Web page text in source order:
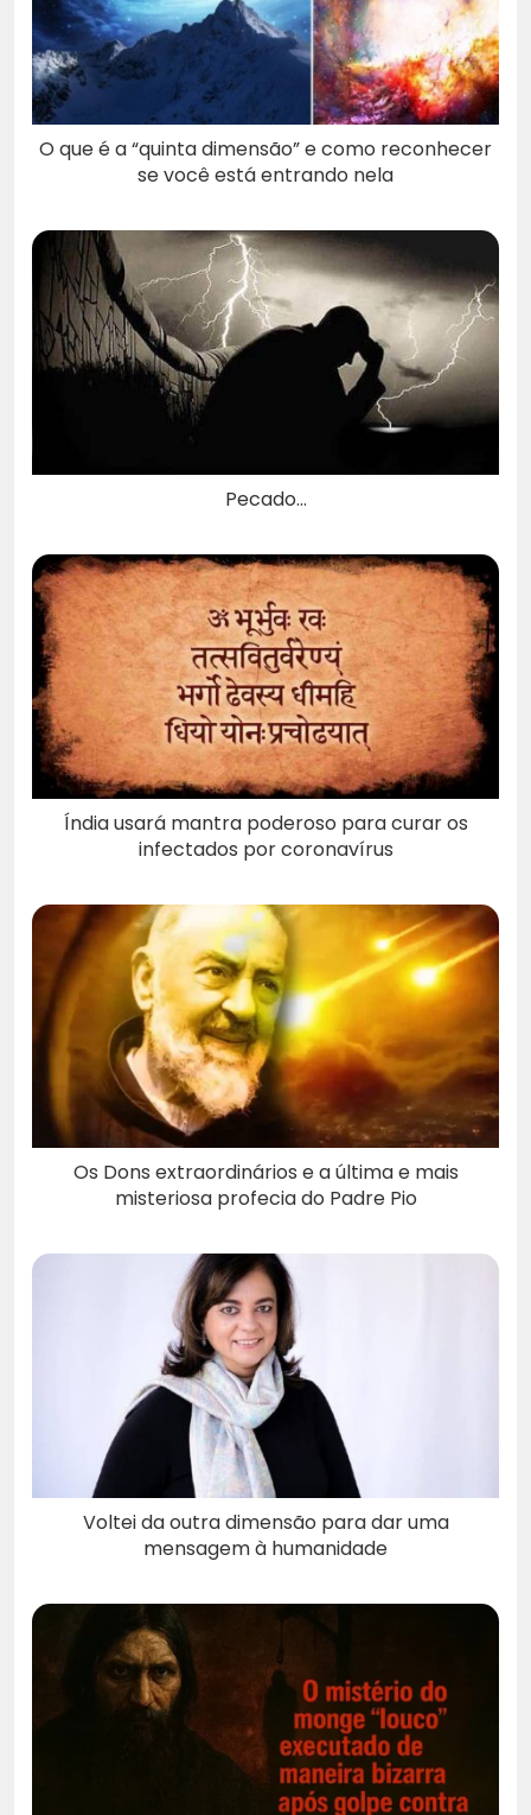
O que é a “quinta dimensão” e como reconhecer
se você está entrando nela
Pecado…
Índia usará mantra poderoso para curar os
infectados por coronavírus
Os Dons extraordinários e a última e mais
misteriosa profecia do Padre Pio
Voltei da outra dimensão para dar uma
mensagem à humanidade